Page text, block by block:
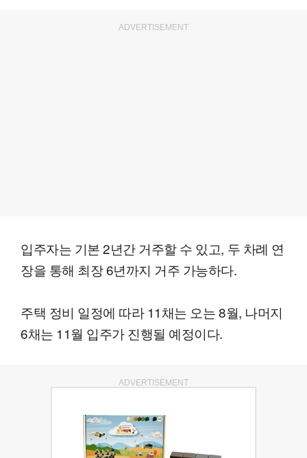
ADVERTISEMENT
입주자는 기본 2년간 거주할 수 있고, 두 차례 연
장을 통해 최장 6년까지 거주 가능하다.
주택 정비 일정에 따라 11채는 오는 8월, 나머지
6채는 11월 입주가 진행될 예정이다.
ADVERTISEMENT